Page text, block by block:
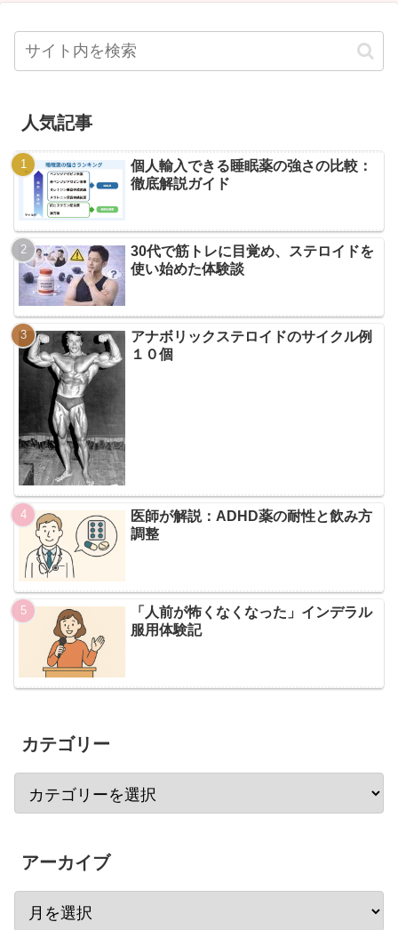
人気記事
個人輸入できる睡眠薬の強さの比較：
徹底解説ガイド
30代で筋トレに目覚め、ステロイドを
使い始めた体験談
アナボリックステロイドのサイクル例
１０個
医師が解説：ADHD薬の耐性と飲み方
調整
「人前が怖くなくなった」インデラル
服用体験記
カテゴリー
アーカイブ